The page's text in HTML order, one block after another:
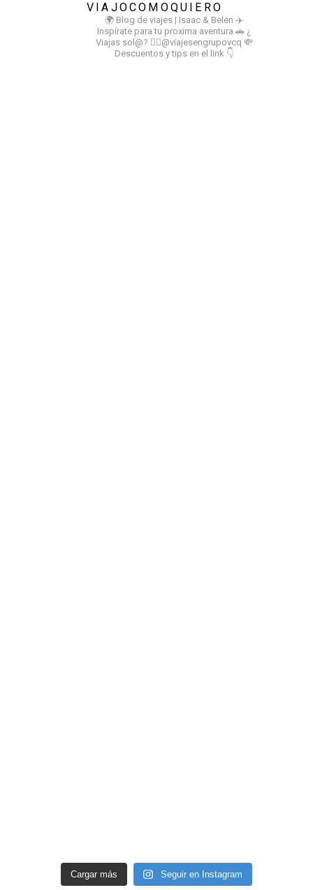
VIAJOCOMOQUIERO
🌍 Blog de viajes | Isaac & Belen ✈️
Inspírate para tu proxima aventura 🚗 ¿
Viajas sol@? 👉🏻@viajesengrupovcq 💸
Descuentos y tips en el link 👇
Cargar más Seguir en Instagram